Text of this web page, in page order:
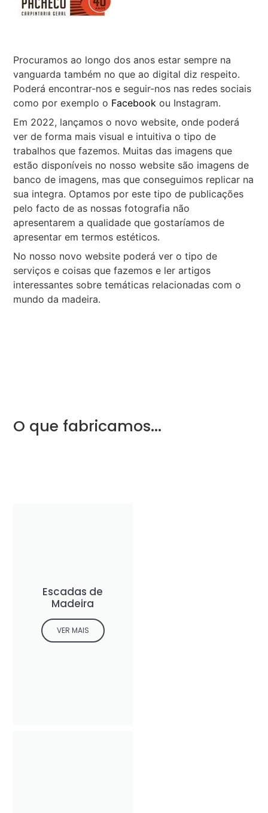
Procuramos ao longo dos anos estar sempre na
vanguarda também no que ao digital diz respeito.
Poderá encontrar-nos e seguir-nos nas redes sociais
como por exemplo o Facebook ou Instagram.
Em 2022, lançamos o novo website, onde poderá
ver de forma mais visual e intuitiva o tipo de
trabalhos que fazemos. Muitas das imagens que
estão disponíveis no nosso website são imagens de
banco de imagens, mas que conseguimos replicar na
sua integra. Optamos por este tipo de publicações
pelo facto de as nossas fotografia não
apresentarem a qualidade que gostaríamos de
apresentar em termos estéticos.
No nosso novo website poderá ver o tipo de
serviços e coisas que fazemos e ler artigos
interessantes sobre temáticas relacionadas com o
mundo da madeira.
O que fabricamos...
Escadas de
Madeira
VER MAIS